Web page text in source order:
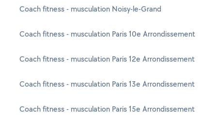
Coach fitness - musculation Noisy-le-Grand
Coach fitness - musculation Paris 10e Arrondissement
Coach fitness - musculation Paris 12e Arrondissement
Coach fitness - musculation Paris 13e Arrondissement
Coach fitness - musculation Paris 15e Arrondissement